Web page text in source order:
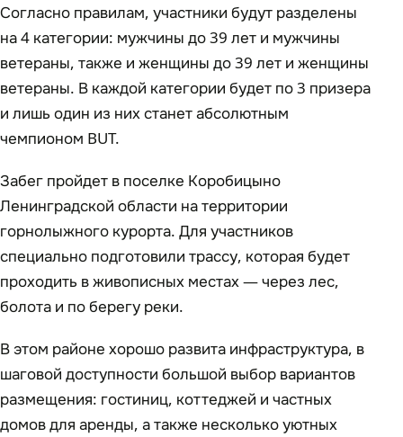
Согласно правилам, участники будут разделены
на 4 категории: мужчины до 39 лет и мужчины
ветераны, также и женщины до 39 лет и женщины
ветераны. В каждой категории будет по 3 призера
и лишь один из них станет абсолютным
чемпионом BUT.
Забег пройдет в поселке Коробицыно
Ленинградской области на территории
горнолыжного курорта. Для участников
специально подготовили трассу, которая будет
проходить в живописных местах — через лес,
болота и по берегу реки.
В этом районе хорошо развита инфраструктура, в
шаговой доступности большой выбор вариантов
размещения: гостиниц, коттеджей и частных
домов для аренды, а также несколько уютных